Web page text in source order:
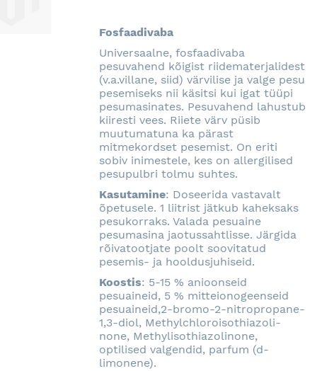
Fosfaadivaba
Universaalne, fosfaadivaba
pesuvahend kõigist riidematerjalidest
(v.a.villane, siid) värvilise ja valge pesu
pesemiseks nii käsitsi kui igat tüüpi
pesumasinates. Pesuvahend lahustub
kiiresti vees. Riiete värv püsib
muutumatuna ka pärast
mitmekordset pesemist. On eriti
sobiv inimestele, kes on allergilised
pesupulbri tolmu suhtes.
Kasutamine: Doseerida vastavalt
õpetusele. 1 liitrist jätkub kaheksaks
pesukorraks. Valada pesuaine
pesumasina jaotussahtlisse. Järgida
rõivatootjate poolt soovitatud
pesemis- ja hooldusjuhiseid.
Koostis: 5-15 % anioonseid
pesuaineid, 5 % mitteionogeenseid
pesuaineid,2-bromo-2-nitropropane-
1,3-diol, Methylchloroisothiazoli-
none, Methylisothiazolinone,
optilised valgendid, parfum (d-
limonene).